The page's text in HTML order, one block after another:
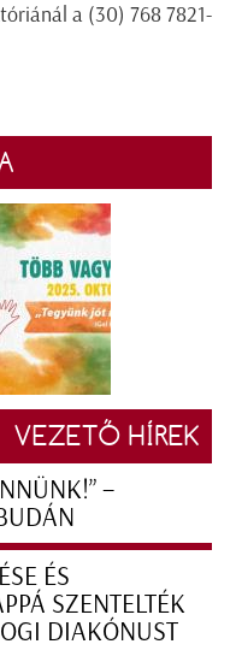
a (30) 768 7821-
VEZETŐ HÍREK
–
ÉS
SZENTELTÉK
DIAKÓNUST